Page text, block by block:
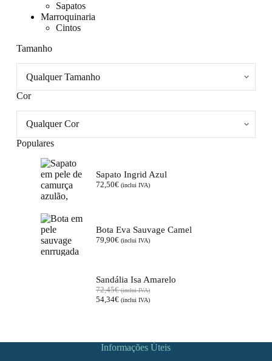
Sapatos
Marroquinaria
Cintos
Tamanho
Cor
Populares
Sapato Ingrid Azul
72,50€ (inclui IVA)
Bota Eva Sauvage Camel
79,90€ (inclui IVA)
Sandália Isa Amarelo
72,45€ (inclui IVA)
54,34€ (inclui IVA)
Informações Úteis